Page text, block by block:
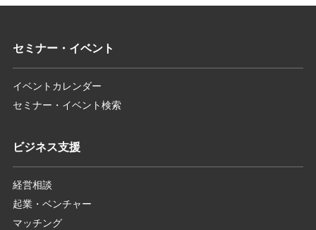
セミナー・イベント
イベントカレンダー
セミナー・イベント検索
ビジネス支援
経営相談
起業・ベンチャー
マッチング